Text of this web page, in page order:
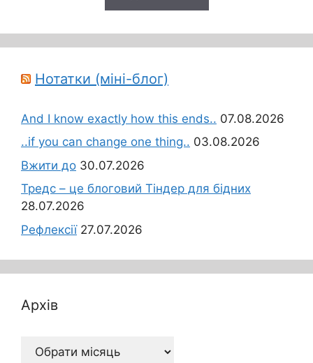
Нотатки (міні-блог)
And I know exactly how this ends.. 07.08.2026
..if you can change one thing.. 03.08.2026
Вжити до 30.07.2026
Тредс – це блоговий Тіндер для бідних
28.07.2026
Рефлексії 27.07.2026
Архів
Архів